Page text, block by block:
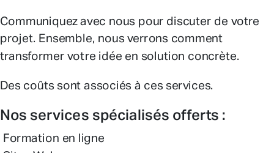
Communiquez avec nous pour discuter de votre
projet. Ensemble, nous verrons comment
transformer votre idée en solution concrète.
Des coûts sont associés à ces services.
Nos services spécialisés offerts :
Formation en ligne